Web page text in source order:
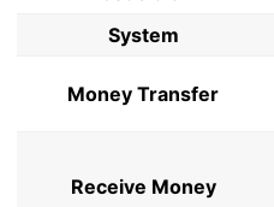
System
Money Transfer
Receive Money